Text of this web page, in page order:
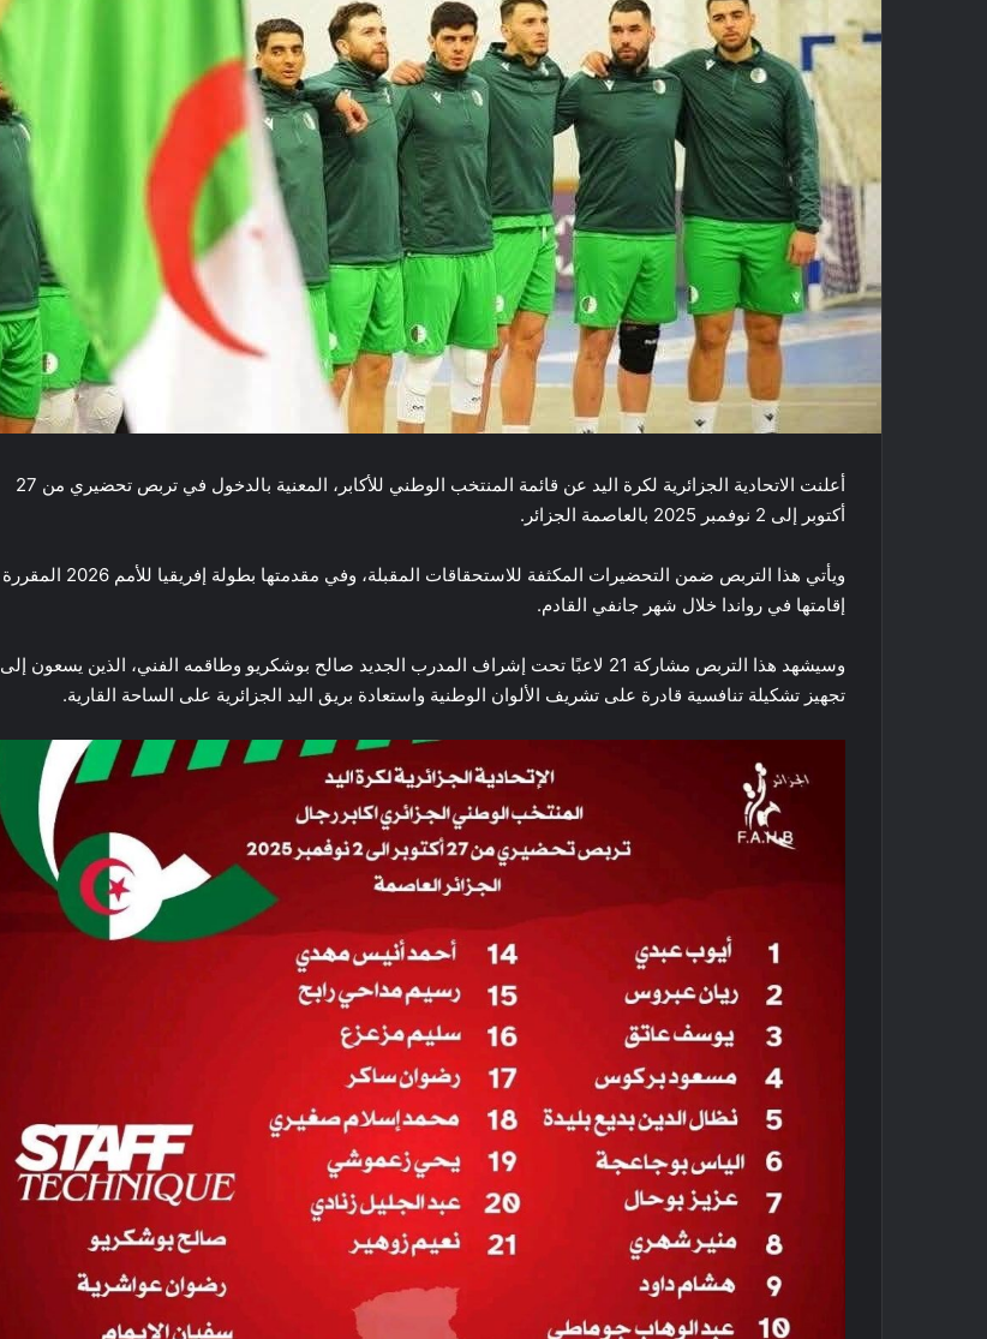
أعلنت الاتحادية الجزائرية لكرة اليد عن قائمة المنتخب الوطني للأكابر، المعنية بالدخول في تربص تحضيري من 27
أكتوبر إلى 2 نوفمبر 2025 بالعاصمة الجزائر.
ويأتي هذا التربص ضمن التحضيرات المكثفة للاستحقاقات المقبلة، وفي مقدمتها بطولة إفريقيا للأمم 2026 المقررة
إقامتها في رواندا خلال شهر جانفي القادم.
وسيشهد هذا التربص مشاركة 21 لاعبًا تحت إشراف المدرب الجديد صالح بوشكريو وطاقمه الفني، الذين يسعون إلى
تجهيز تشكيلة تنافسية قادرة على تشريف الألوان الوطنية واستعادة بريق اليد الجزائرية على الساحة القارية.